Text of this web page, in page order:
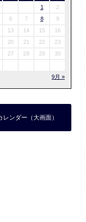
1
2
6 7 8
9
13 14 15
16
20 21 22
23
27 28 29
30
9月 »
レンダー（大画面）